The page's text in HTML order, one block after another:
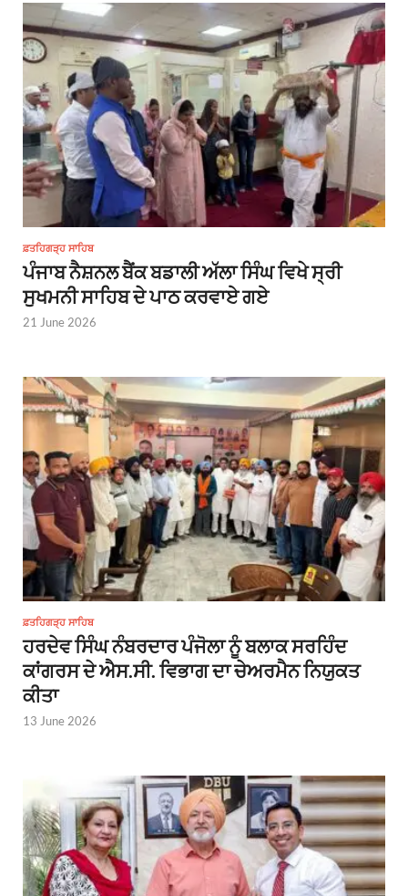
ਫ਼ਤਹਿਗੜ੍ਹ ਸਾਹਿਬ
ਪੰਜਾਬ ਨੈਸ਼ਨਲ ਬੈਂਕ ਬਡਾਲੀ ਅੱਲਾ ਸਿੰਘ ਵਿਖੇ ਸ੍ਰੀ
ਸੁਖਮਨੀ ਸਾਹਿਬ ਦੇ ਪਾਠ ਕਰਵਾਏ ਗਏ
21 June 2026
ਫ਼ਤਹਿਗੜ੍ਹ ਸਾਹਿਬ
ਹਰਦੇਵ ਸਿੰਘ ਨੰਬਰਦਾਰ ਪੰਜੋਲਾ ਨੂੰ ਬਲਾਕ ਸਰਹਿੰਦ
ਕਾਂਗਰਸ ਦੇ ਐਸ.ਸੀ. ਵਿਭਾਗ ਦਾ ਚੇਅਰਮੈਨ ਨਿਯੁਕਤ
ਕੀਤਾ
13 June 2026